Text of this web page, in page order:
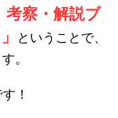
察・解説ブ
ということで、
。
！